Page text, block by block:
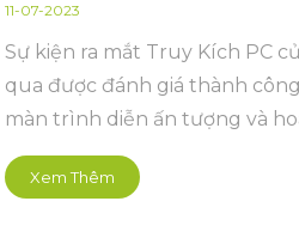
11-07-2023
Sự kiện ra mắt Truy Kích PC
qua được đánh giá thành
màn trình diễn ấn tượng và
Xem Thêm